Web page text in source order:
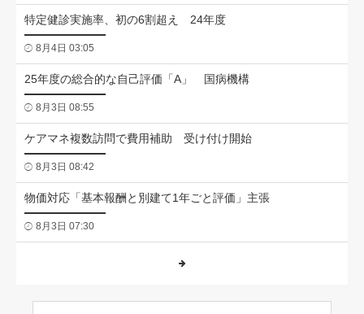
特定健診実施率、初の6割超え 24年度
8月4日 03:05
25年度の総合的な自己評価「A」 国病機構
8月3日 08:55
ケアマネ複数訪問で費用補助 受け付け開始
8月3日 08:42
物価対応「基本報酬と別建て1年ごと評価」主張
8月3日 07:30